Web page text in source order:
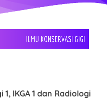
IKGA 1 dan Radiologi